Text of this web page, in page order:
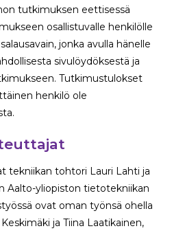
tutkimuksen eettisessä
osallistuvalle henkilölle
jonka avulla hänelle
sivulöydöksestä ja
Tutkimustulokset
henkilö ole
tekniikan tohtori Lauri Lahti ja
Aalto-yliopiston tietotekniikan
ovat oman työnsä ohella
ja Tiina Laatikainen,